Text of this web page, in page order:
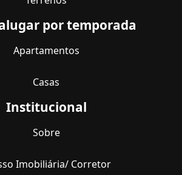
por temporada
Apartamentos
Casas
Institucional
Sobre
Imobiliária/ Corretor